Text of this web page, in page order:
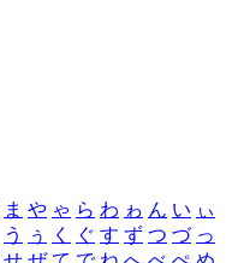
ま や ゃ ら わ ゎ ん い ぃ
う ぅ く ぐ す ず つ づ っ